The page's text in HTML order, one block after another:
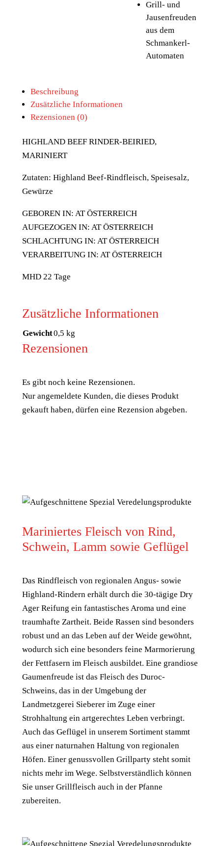
Grill- und
Jausenfreuden
aus dem
Schmankerl-
Automaten
Beschreibung
Zusätzliche Informationen
Rezensionen (0)
HIGHLAND BEEF RINDER-BEIRIED,
MARINIERT
Zutaten: Highland Beef-Rindfleisch, Speisesalz,
Gewürze
GEBOREN IN: AT ÖSTERREICH
AUFGEZOGEN IN: AT ÖSTERREICH
SCHLACHTUNG IN: AT ÖSTERREICH
VERARBEITUNG IN: AT ÖSTERREICH
MHD 22 Tage
Zusätzliche Informationen
Gewicht0,5 kg
Rezensionen
Es gibt noch keine Rezensionen.
Nur angemeldete Kunden, die dieses Produkt
gekauft haben, dürfen eine Rezension abgeben.
Mariniertes Fleisch von Rind,
Schwein, Lamm sowie Geflügel
Das Rindfleisch von regionalen Angus- sowie
Highland-Rindern erhält durch die 30-tägige Dry
Ager Reifung ein fantastisches Aroma und eine
traumhafte Zartheit. Beide Rassen sind besonders
robust und an das Leben auf der Weide gewöhnt,
wodurch sich eine besonders feine Marmorierung
der Fettfasern im Fleisch ausbildet. Eine grandiose
Gaumenfreude ist das Fleisch des Duroc-
Schweins, das in der Umgebung der
Landmetzgerei Sieberer im Zuge einer
Strohhaltung ein artgerechtes Leben verbringt.
Auch das Geflügel in unserem Sortiment stammt
aus einer naturnahen Haltung von regionalen
Höfen. Einer genussvollen Grillparty steht somit
nichts mehr im Wege. Selbstverständlich können
Sie unser Grillfleisch auch in der Pfanne
zubereiten.